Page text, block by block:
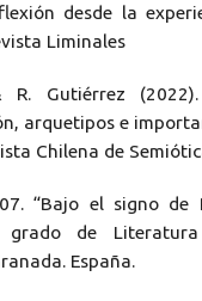
desde la
Liminales
R. Gutiérrez
arquetipos e
Chilena de
“Bajo el signo de
de Literatura
España.